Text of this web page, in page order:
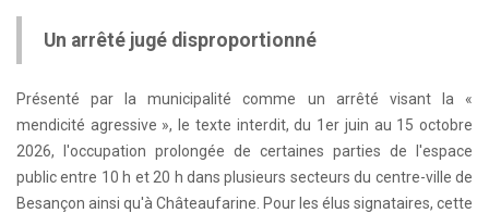
Un arrêté jugé disproportionné
Présenté par la municipalité comme un arrêté visant la «
mendicité agressive », le texte interdit, du 1er juin au 15 octobre
2026, l'occupation prolongée de certaines parties de l'espace
public entre 10 h et 20 h dans plusieurs secteurs du centre-ville de
Besançon ainsi qu'à Châteaufarine. Pour les élus signataires, cette